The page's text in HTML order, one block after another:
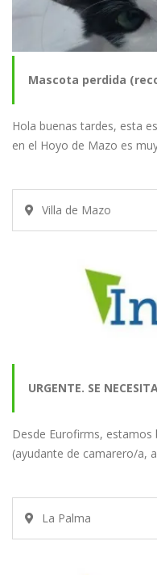
Mascota perdida
Hola buenas tardes, esta
en el Hoyo de Mazo es
Villa de Mazo
URGENTE. SE
PARA UN HOTEL EN…
Desde Eurofirms,
(ayudante de camarero/a,
La Palma